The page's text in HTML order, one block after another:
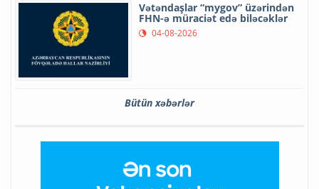
Vətəndaşlar “mygov” üzərindən
FHN-ə müraciət edə biləcəklər
04-08-2026
Bütün xəbərlər